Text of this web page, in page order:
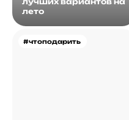
лето
#чтоподарить